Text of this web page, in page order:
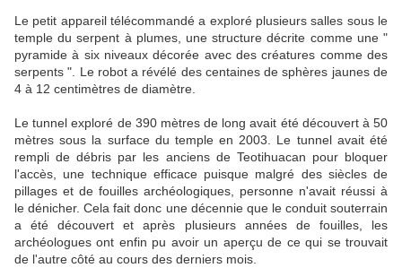
Le petit appareil télécommandé a exploré plusieurs salles sous le
temple du serpent à plumes, une structure décrite comme une "
pyramide à six niveaux décorée avec des créatures comme des
serpents ". Le robot a révélé des centaines de sphères jaunes de
4 à 12 centimètres de diamètre.
Le tunnel exploré de 390 mètres de long avait été découvert à 50
mètres sous la surface du temple en 2003. Le tunnel avait été
rempli de débris par les anciens de Teotihuacan pour bloquer
l'accès, une technique efficace puisque malgré des siècles de
pillages et de fouilles archéologiques, personne n'avait réussi à
le dénicher. Cela fait donc une décennie que le conduit souterrain
a été découvert et après plusieurs années de fouilles, les
archéologues ont enfin pu avoir un aperçu de ce qui se trouvait
de l'autre côté au cours des derniers mois.